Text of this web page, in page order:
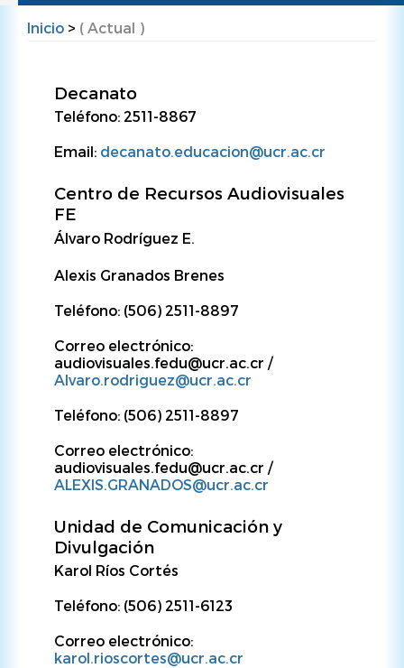
ayuda
navegación
Inicio > ( Actual )
Decanato
Teléfono: 2511-8867
Email: decanato.educacion@ucr.ac.cr
Centro de Recursos Audiovisuales
FE
Álvaro Rodríguez E.
Alexis Granados Brenes
Teléfono: (506) 2511-8897
Correo electrónico:
audiovisuales.fedu@ucr.ac.cr /
Alvaro.rodriguez@ucr.ac.cr
Teléfono: (506) 2511-8897
Correo electrónico:
audiovisuales.fedu@ucr.ac.cr /
ALEXIS.GRANADOS@ucr.ac.cr
Unidad de Comunicación y
Divulgación
Karol Ríos Cortés
Teléfono: (506) 2511-6123
Correo electrónico:
karol.rioscortes@ucr.ac.cr